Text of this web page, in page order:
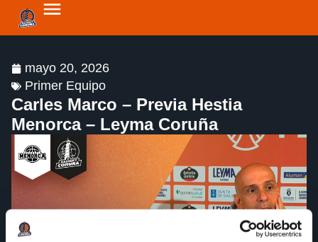
mayo 20, 2026
Primer Equipo
Carles Marco – Previa Hestia
Menorca – Leyma Coruña